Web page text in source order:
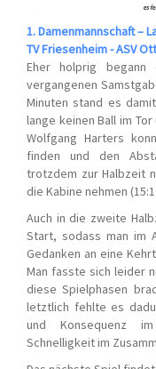
1. Damenmannschaft –
TV Friesenheim - ASV
Eher holprig
vergangenen
Minuten stand es
lange keinen Ball im
Wolfgang Harters
finden und den
trotzdem zur Halbzeit
die Kabine nehmen
Auch in die zweite
Start, sodass man im
Gedanken an eine
Man fasste sich leider
diese Spielphasen
letztlich fehlte es
und Konsequenz
Schnelligkeit im